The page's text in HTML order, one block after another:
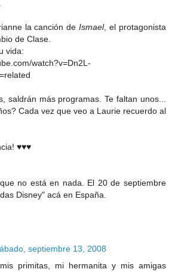
la canción deIsmael, el protagonista
de Clase.
vida:
watch?v=Dn2L-
saldrán más programas. Te faltan unos...
Cada vez que veo a Laurie recuerdo al
♥♥♥
que no está en nada. El 20 de septiembre
Disney" acá en España.
septiembre 13, 2008
primitas, mi hermanita y mis amigas